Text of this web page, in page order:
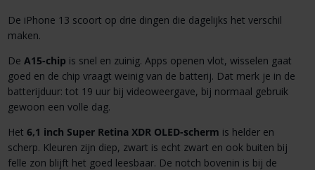
De iPhone 13 scoort op drie dingen die dagelijks het verschil
maken.
De A15-chip is snel en zuinig. Apps openen vlot, wisselen gaat
goed en de chip vraagt weinig van de batterij. Dat merk je in de
batterijduur: tot 19 uur bij videoweergave, bij normaal gebruik
gewoon een volle dag.
Het 6,1 inch Super Retina XDR OLED-scherm is helder en
scherp. Kleuren zijn diep, zwart is echt zwart en ook buiten bij
felle zon blijft het goed leesbaar. De notch bovenin is bij de